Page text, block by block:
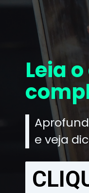
Leia
e veja